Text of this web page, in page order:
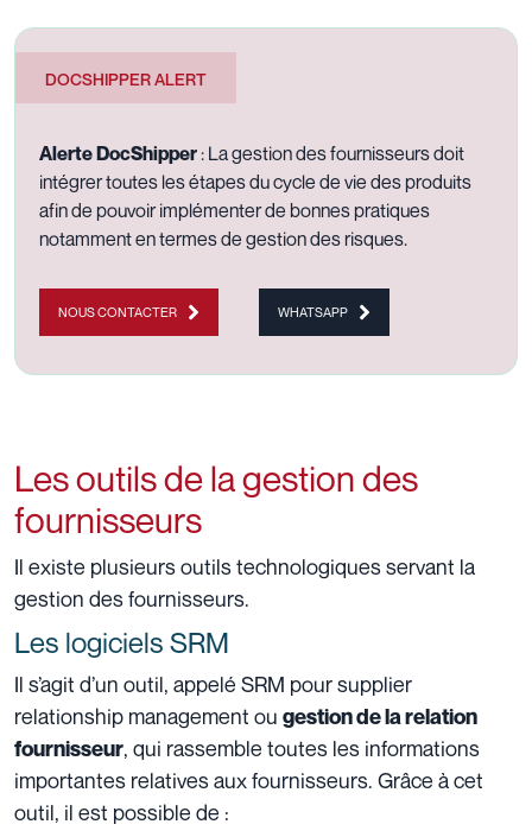
DOCSHIPPER ALERT
Alerte DocShipper : La gestion des fournisseurs doit
intégrer toutes les étapes du cycle de vie des produits
afin de pouvoir implémenter de bonnes pratiques
notamment en termes de gestion des risques.
NOUS CONTACTER WHATSAPP
Les outils de la gestion des
fournisseurs
Il existe plusieurs outils technologiques servant la
gestion des fournisseurs.
Les logiciels SRM
Il s’agit d’un outil, appelé SRM pour supplier
relationship management ou gestion de la relation
fournisseur, qui rassemble toutes les informations
importantes relatives aux fournisseurs. Grâce à cet
outil, il est possible de :